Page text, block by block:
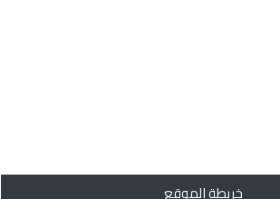
خريطة الموقع